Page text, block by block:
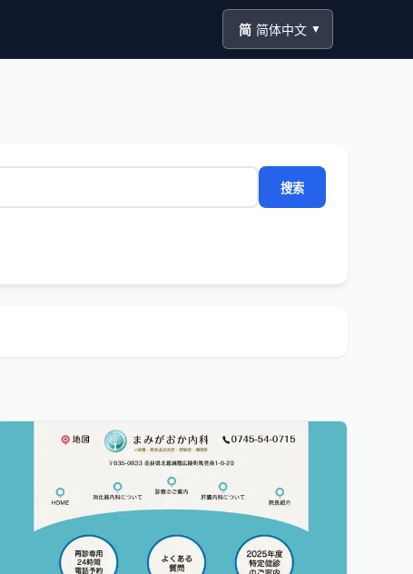
简 简体中文 ▼
搜索